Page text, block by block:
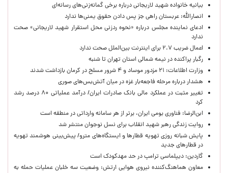
بیانیه خانواده شهید لاریجانی درباره برخی گمانه‌زنی‌های رسانه‌ای
انصارالله: عربستان راهی جز پس دادن حقوق یمنی‌ها ندارد
ادعای نماینده مجلس درباره «نحوه ردزنی محل استقرار شهید لاریجانی» صحت
ندارد
اعمال ضریب ۲.۷ برای اینترنت بین‌الملل صحت ندارد
رگبار پراکنده در نیمه شمالی استان تهران تا شنبه
وزارت اطلاعات: ۲۱ مزدور موساد و ۴ شرور مسلح در کرمان بازداشت شدند
هشدار درباره مرحله فاجعه‌بار غزه در میان آتش‌بس‌های صوری
تغییر مثبت در عملکرد مالی بانک صادرات ایران/ درآمد عملیاتی ۸۰ درصد رشد
کرد
ابن‌الرضا: فناوری بومی ایران، برتر از هر سامانه وارداتی در منطقه است
روایت زندگی رهبر شهید انقلاب برای نسل نوجوان منتشر شد
پایش شبانه روزی تهویه قطارها و ایستگاه‌های مترو/ پیش‌بینی هوشمند تهویه
در قطارهای جدید
گاردین: دیپلماسی ترامپ در حد مهدکودک است
معاون هماهنگ‌کننده نیروی هوایی ارتش: وضعیت سه خلبان عملیات حمله به